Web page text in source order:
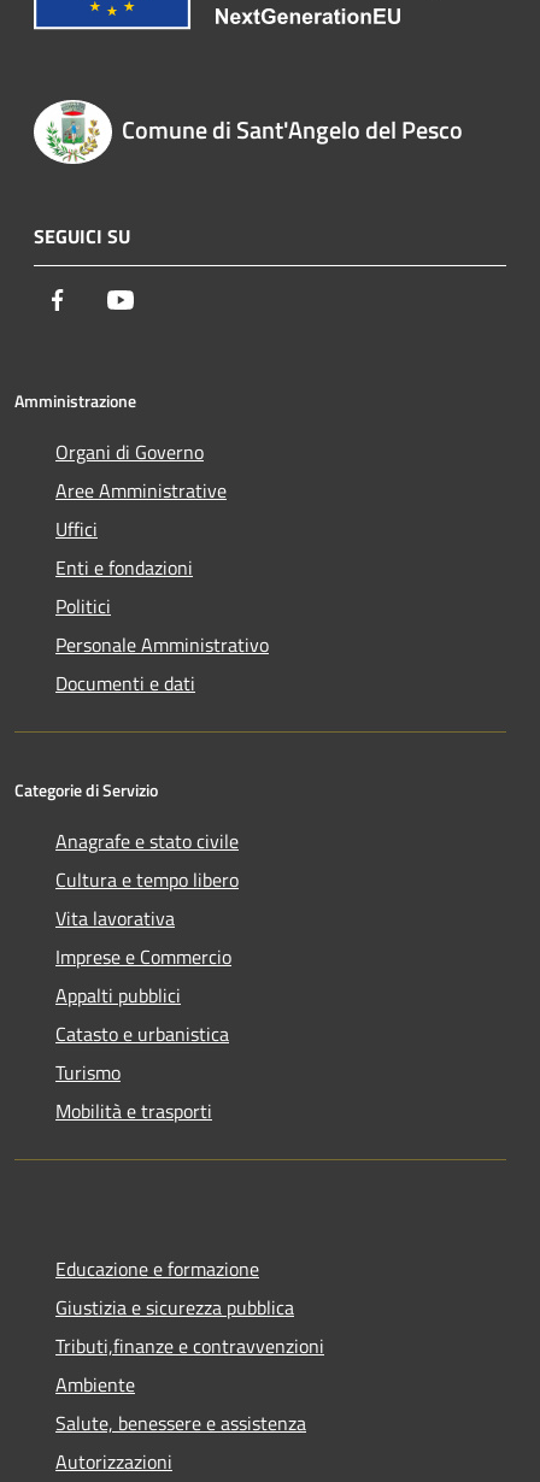
Comune di Sant'Angelo del Pesco
SEGUICI SU
Facebook
Amministrazione
Organi di Governo
Aree Amministrative
Uffici
Enti e fondazioni
Politici
Personale Amministrativo
Documenti e dati
Categorie di Servizio
Anagrafe e stato civile
Cultura e tempo libero
Vita lavorativa
Imprese e Commercio
Appalti pubblici
Catasto e urbanistica
Turismo
Mobilità e trasporti
Educazione e formazione
Giustizia e sicurezza pubblica
Tributi,finanze e contravvenzioni
Ambiente
Salute, benessere e assistenza
Autorizzazioni